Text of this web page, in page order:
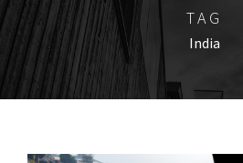
TAG
India